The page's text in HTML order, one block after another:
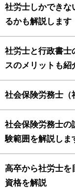
社労士しかできな
るかも解説します
社労士と行政書士
スのメリットも紹
社会保険労務士（
社会保険労務士の
験範囲を解説しま
高卒から社労士を
資格を解説